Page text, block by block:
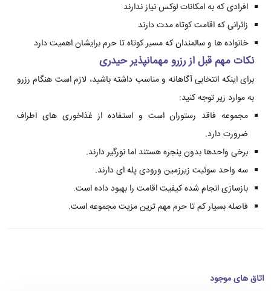
افرادی که به امکانات لوکس نیاز ندارند
زائرانی که اقامت کوتاه مدت دارند
خانواده ها و سالمندان که مسیر کوتاه تا حرم برایشان اهمیت دارد
نکات مهم قبل از رزرو مهمانپذیر حیدری
برای اینکه انتخابی آگاهانه و مناسب داشته باشید، لازم است هنگام رزرو
به موارد زیر توجه کنید:
مجموعه فاقد رستوران است و استفاده از غذاخوری های اطراف
ضرورت دارد.
برخی واحدها بدون پنجره هستند اما نورگیر دارند.
سه واحد سوئیت زیرزمین ورودی پله ای دارند.
بازسازی انجام شده کیفیت اقامت را بهبود داده است.
فاصله بسیار کم تا حرم مهم ترین مزیت مجموعه است.
اتاق های موجود